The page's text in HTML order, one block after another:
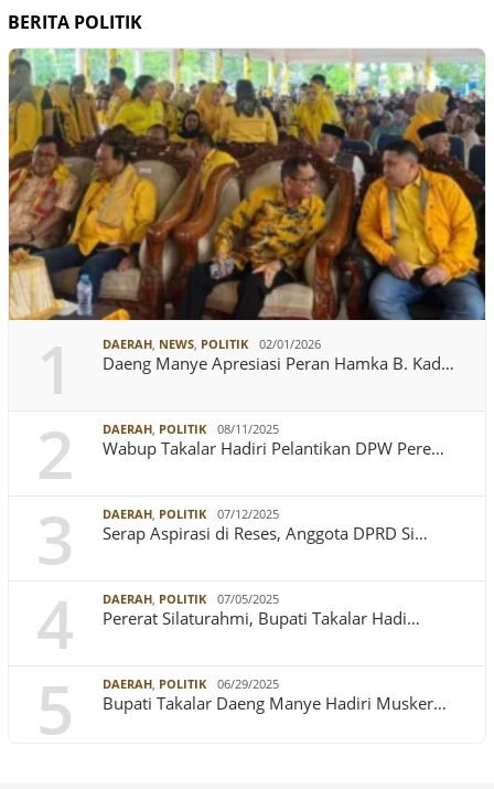
BERITA POLITIK
1 DAERAH NEWS POLITIK 02/01/2026
Daeng Manye Apresiasi Peran Hamka B. Kad…
2 DAERAH POLITIK 08/11/2025
Wabup Takalar Hadiri Pelantikan DPW Pere…
3 DAERAH POLITIK 07/12/2025
Serap Aspirasi di Reses, Anggota DPRD Si…
4 DAERAH POLITIK 07/05/2025
Pererat Silaturahmi, Bupati Takalar Hadi…
5 DAERAH POLITIK 06/29/2025
Bupati Takalar Daeng Manye Hadiri Musker…